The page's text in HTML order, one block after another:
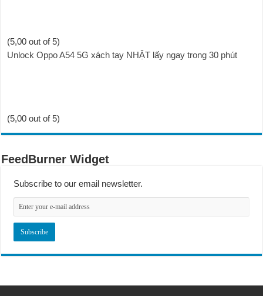
(5,00 out of 5)
Unlock Oppo A54 5G xách tay NHẬT lấy ngay trong 30 phút
(5,00 out of 5)
FeedBurner Widget
Subscribe to our email newsletter.